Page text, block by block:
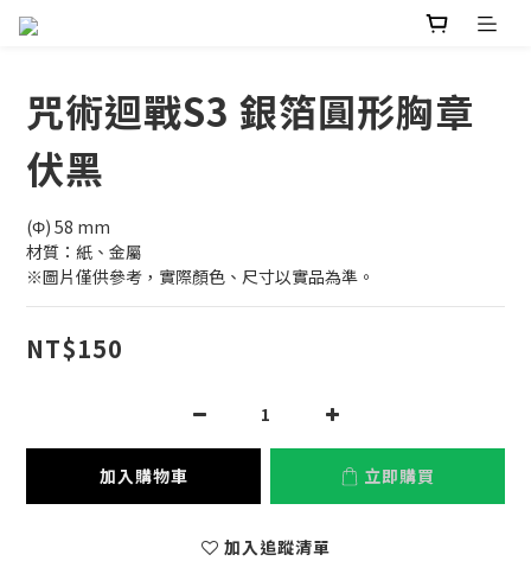
咒術迴戰S3 銀箔圓形胸章
伏黑
(Φ) 58 mm
材質：紙、金屬
※圖片僅供參考，實際顏色、尺寸以實品為準。
NT$150
加入購物車 立即購買
加入追蹤清單